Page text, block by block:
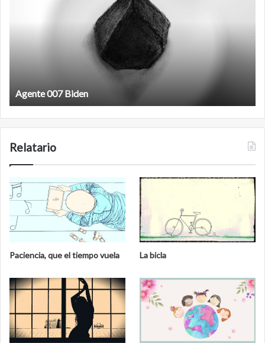
Agente 007 Biden
Relatario
Paciencia, que el tiempo vuela La bicla